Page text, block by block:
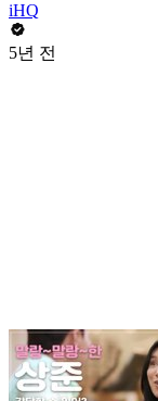
iHQ
5년 전